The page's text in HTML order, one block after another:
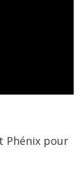
Phénix pour